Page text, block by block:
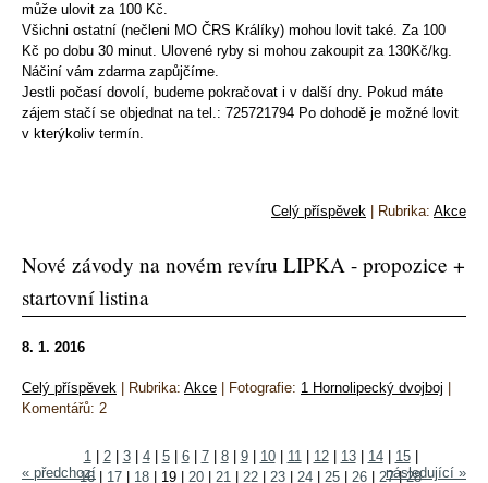
může ulovit za 100 Kč.
Všichni ostatní (nečleni MO ČRS Králíky) mohou lovit také. Za 100
Kč po dobu 30 minut. Ulovené ryby si mohou zakoupit za 130Kč/kg.
Náčiní vám zdarma zapůjčíme.
Jestli počasí dovolí, budeme pokračovat i v další dny. Pokud máte
zájem stačí se objednat na tel.: 725721794 Po dohodě je možné lovit
v kterýkoliv termín.
Celý příspěvek Rubrika: Akce
Nové závody na novém revíru LIPKA - propozice +
startovní listina
8. 1. 2016
Celý příspěvek Rubrika: Akce Fotografie: 1 Hornolipecký dvojboj
Komentářů: 2
« předchozí
1 2 3 4 5 6 7 8 9 10 11 12 13 14 15
16
17 18 19 20 21 22 23 24 25 26 27 | 28
následující »